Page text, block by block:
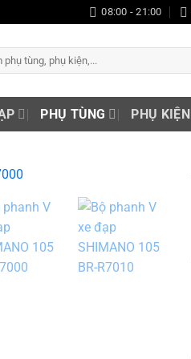
08:00 - 21:00
PHỤ TÙNG PHỤ KIỆN